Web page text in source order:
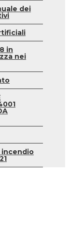
dei
in
nei
incendio